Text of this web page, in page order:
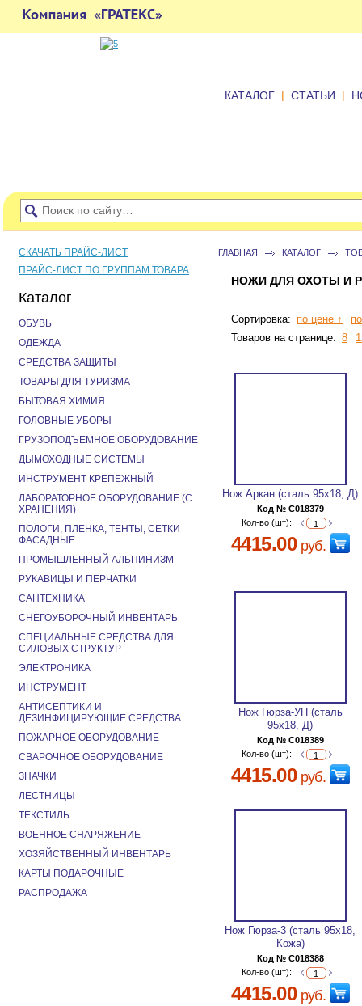
КАТАЛОГ | СТАТЬИ |
ГЛАВНАЯ КАТАЛОГ
НОЖИ ДЛЯ ОХОТЫ И
Сортировка: по цене ↑
Товаров на странице: 8
Нож Аркан (сталь 95х18, Д)
Код № C018379
Кол-во (шт):
4415.00руб.
Нож Гюрза-УП (сталь
95х18, Д)
Код № C018389
Кол-во (шт):
4415.00руб.
Нож Гюрза-3 (сталь 95х18,
Кожа)
Код № C018388
Кол-во (шт):
4415.00руб.
СКАЧАТЬ ПРАЙС-ЛИСТ
ПРАЙС-ЛИСТ ПО ГРУППАМ ТОВАРА
Каталог
ОБУВЬ
ОДЕЖДА
СРЕДСТВА ЗАЩИТЫ
ТОВАРЫ ДЛЯ ТУРИЗМА
БЫТОВАЯ ХИМИЯ
ГОЛОВНЫЕ УБОРЫ
ГРУЗОПОДЪЕМНОЕ ОБОРУДОВАНИЕ
ДЫМОХОДНЫЕ СИСТЕМЫ
ИНСТРУМЕНТ КРЕПЕЖНЫЙ
ЛАБОРАТОРНОЕ ОБОРУДОВАНИЕ (С
ХРАНЕНИЯ)
ПОЛОГИ, ПЛЕНКА, ТЕНТЫ, СЕТКИ
ФАСАДНЫЕ
ПРОМЫШЛЕННЫЙ АЛЬПИНИЗМ
РУКАВИЦЫ И ПЕРЧАТКИ
САНТЕХНИКА
СНЕГОУБОРОЧНЫЙ ИНВЕНТАРЬ
СПЕЦИАЛЬНЫЕ СРЕДСТВА ДЛЯ
СИЛОВЫХ СТРУКТУР
ЭЛЕКТРОНИКА
ИНСТРУМЕНТ
АНТИСЕПТИКИ И
ДЕЗИНФИЦИРУЮЩИЕ СРЕДСТВА
ПОЖАРНОЕ ОБОРУДОВАНИЕ
СВАРОЧНОЕ ОБОРУДОВАНИЕ
ЗНАЧКИ
ЛЕСТНИЦЫ
ТЕКСТИЛЬ
ВОЕННОЕ СНАРЯЖЕНИЕ
ХОЗЯЙСТВЕННЫЙ ИНВЕНТАРЬ
КАРТЫ ПОДАРОЧНЫЕ
РАСПРОДАЖА